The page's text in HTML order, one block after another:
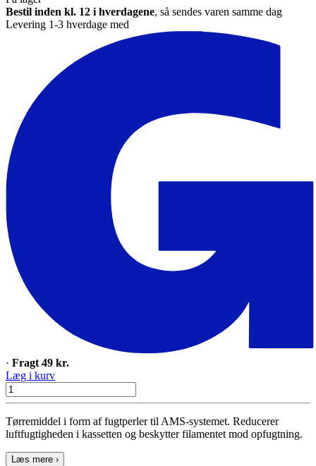
Bestil inden kl. 12 i hverdagene, så sendes varen samme dag
Levering 1-3 hverdage med
· Fragt 49 kr.
Læg i kurv
Tørremiddel i form af fugtperler til AMS-systemet. Reducerer
luftfugtigheden i kassetten og beskytter filamentet mod opfugtning.
Læs mere ›